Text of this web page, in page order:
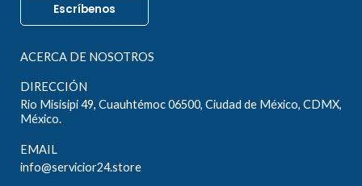
Escríbenos
ACERCA DE NOSOTROS
DIRECCIÓN
Rio Misisipi 49, Cuauhtémoc 06500, Ciudad de México, CDMX,
México.
EMAIL
info@servicior24.store